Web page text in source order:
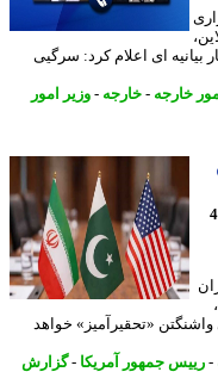
ای اعلام کرد: سرگیی
-خارجه-وزیر امور
«تحقیرآمیز» خواهد
جمهور آمریکا- گزارش